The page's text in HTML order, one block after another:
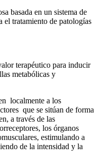
basada en un sistema de
el tratamiento de patologías
terapéutico para inducir
metabólicas y
localmente a los
que se sitúan de forma
a través de las
los órganos
estimulando a
de la intensidad y la